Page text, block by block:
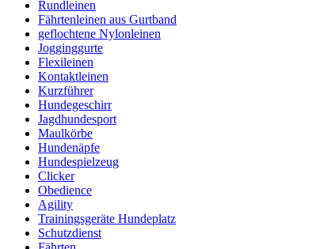
Rundleinen
Fährtenleinen aus Gurtband
geflochtene Nylonleinen
Jogginggurte
Flexileinen
Kontaktleinen
Kurzführer
Hundegeschirr
Jagdhundesport
Maulkörbe
Hundenäpfe
Hundespielzeug
Clicker
Obedience
Agility
Trainingsgeräte Hundeplatz
Schutzdienst